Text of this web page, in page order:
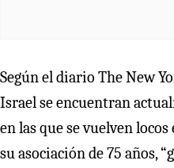
Según el diario The New
Israel se encuentran
en las que se vuelven
su asociación de 75 años,